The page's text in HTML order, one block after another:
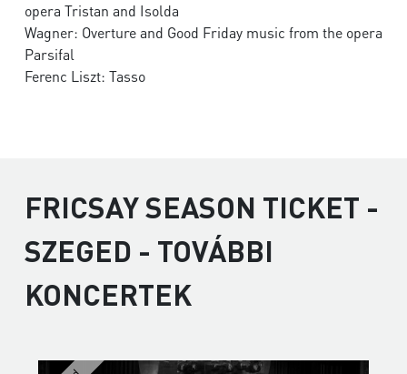
opera Tristan and Isolda
Wagner: Overture and Good Friday music from the opera
Parsifal
Ferenc Liszt: Tasso
FRICSAY SEASON TICKET -
SZEGED - TOVÁBBI
KONCERTEK